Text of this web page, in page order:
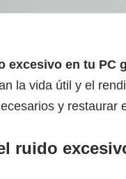
excesivo en tu PC
la vida útil y el
y restaurar
ruido